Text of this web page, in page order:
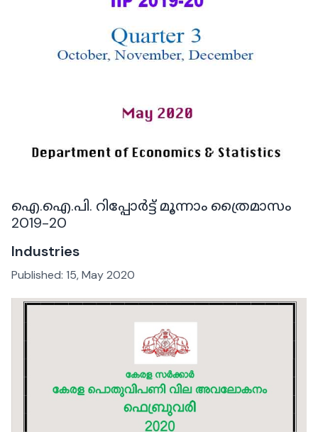
ഐ.ഐ.പി. റിപ്പോർട്ട് മൂന്നാം ത്രൈമാസം
2019-20
Industries
Published: 15, May 2020